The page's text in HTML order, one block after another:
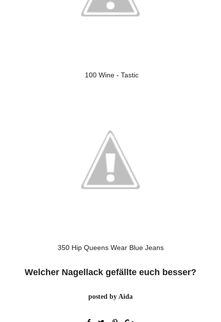
100 Wine - Tastic
350 Hip Queens Wear Blue Jeans
Welcher Nagellack gefällte euch besser?
posted by Aida